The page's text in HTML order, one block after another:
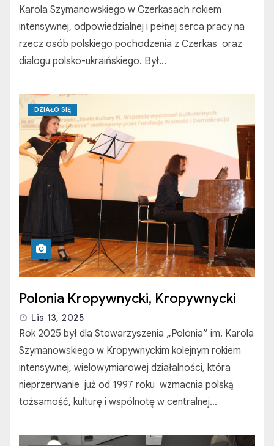
Karola Szymanowskiego w Czerkasach rokiem
intensywnej, odpowiedzialnej i pełnej serca pracy na
rzecz osób polskiego pochodzenia z Czerkas oraz
dialogu polsko-ukraińskiego. Był…
DZIAŁO SIĘ
Polonia Kropywnycki, Kropywnycki
Lis 13, 2025
Rok 2025 był dla Stowarzyszenia „Polonia” im. Karola
Szymanowskiego w Kropywnyckim kolejnym rokiem
intensywnej, wielowymiarowej działalności, która
nieprzerwanie już od 1997 roku wzmacnia polską
tożsamość, kulturę i wspólnotę w centralnej…